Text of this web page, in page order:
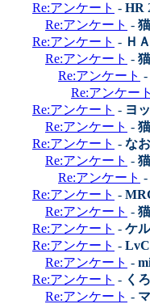
Re:アンケート - HR
Re:アンケート -
Re:アンケート - ＨＡ
Re:アンケート -
Re:アンケート -
Re:アンケート
Re:アンケート - ヨ
Re:アンケート -
Re:アンケート - な
Re:アンケート -
Re:アンケート -
Re:アンケート -
Re:アンケート -
Re:アンケート - ケ
Re:アンケート -
Re:アンケート -
Re:アンケート - く
Re:アンケート -